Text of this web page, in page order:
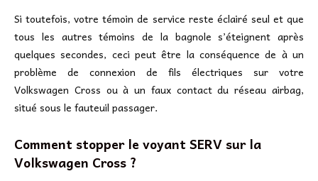
Si toutefois, votre témoin de service reste éclairé seul et que
tous les autres témoins de la bagnole s’éteignent après
quelques secondes, ceci peut être la conséquence de à un
problème de connexion de fils électriques sur votre
Volkswagen Cross ou à un faux contact du réseau airbag,
situé sous le fauteuil passager.
Comment stopper le voyant SERV sur la
Volkswagen Cross ?